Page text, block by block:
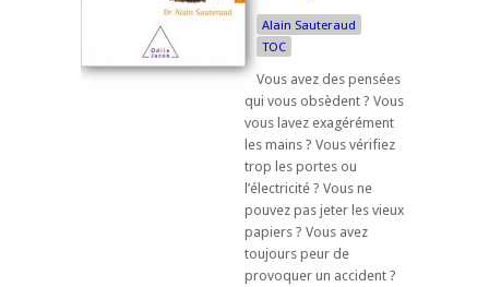
Alain Sauteraud
TOC
Vous avez des pensées
qui vous obsèdent ? Vous
vous lavez exagérément
les mains ? Vous vérifiez
trop les portes ou
l’électricité ? Vous ne
pouvez pas jeter les vieux
papiers ? Vous avez
toujours peur de
provoquer un accident ?